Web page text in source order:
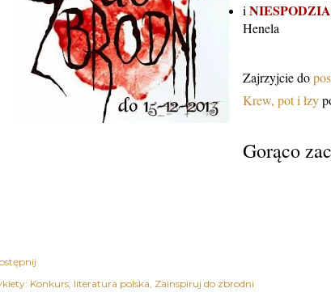
i
Henela
Zajrzyjcie do
Krew, pot i łzy
Gorąco
Konkurs literatura polska Zainspiruj do zbrodni